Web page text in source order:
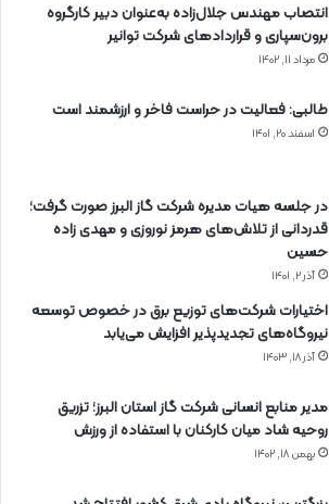
انتصاب مهندس جلال‌زاده به‌عنوان دبیر كارگروه
برون‌سپاری و قراردادهای شركت توانیر
مرداد ۱۱, ۱۴۰۲
طالبی: فعالیت در حراست فاخر و ارزشمند است
اسفند ۲۰, ۱۴۰۱
در جلسه هیات مدیره شرکت گاز البرز صورت گرفت؛
قدردانی از تلاش‌های هرمز نوروزی و مهدی زاده
حسین
آذر ۲, ۱۴۰۱
اختیارات شرکت‌های توزیع برق در خصوص توسعه
نیروگاه‌های تجدیدپذیر افزایش می‌یابد
آذر ۱۸, ۱۴۰۳
مدیر منابع انسانی شرکت گاز استان البرز؛ تزریق
روحیه شاد میان کارکنان با استفاده از ورزش
بهمن ۱۸, ۱۴۰۲